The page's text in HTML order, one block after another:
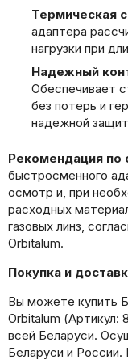
Термическая
адаптера
нагрузки при
Надежный
Обеспечивает
без потерь и
надежной
Рекомендация по
быстросменного
осмотр и, при
расходных
газовых линз,
Orbitalum.
Покупка и
Вы можете купить
Orbitalum (Артикул:
всей Беларуси.
Беларуси и России.